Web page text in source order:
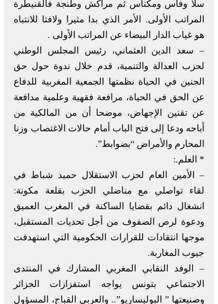
سلا وفاس ومكناس ثم مراكش وطنجة فالقنيطرة
المراتب الأولى. الأمر الذي بدا مثيرا ولافتا للانتباه
هو غياب الدار البيضاء عن المراتب الأولى .
– سعد الدين العثماني، رئيس المجلس الوطني
لحزب العدالة والتنمية، قدم خلال ندوة حول حق
الجنين في الحياة نظمتها الجمعية المغربية للدفاع
عن الحق في الحياة، مرافعة فقهية وعلمية مدافعة
عن تقنين الإجهاض، موضحا أن من المالكية من
أباحه ودعا إلى فتح الباب أمام حالات الاغتصاب وزنا
المحارم والأمراض “بضوابط”.
* العلم.:
– الأمين العام لحزب الاستقلال حميد شباط في
لقاء تواصلي مع مناضلي الحزب بقلعة مكونة:
انشغال دائم بقضايا الساكنة في المغرب العميق
ودعوة لرص الصفوف من أجل تحديات المستقبل،
موجها انتقادات للقرارات الحكومية التي استهدفت
جيوب المغاربة.
– الوفد النقابي المغربي المشارك في المنتدى
الاجتماعي بتونس يواجه استفزازات الجزائر
وصنيعتها ” البوليساريو”.. والعربي القباج، المسؤول